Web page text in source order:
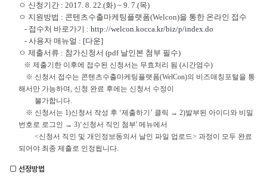
ㅇ 신청기간 : 2017. 8. 22.(화) ~ 9. 7.(목)
ㅇ 지원방법 : 콘텐츠수출마케팅플랫폼(Welcon)을 통한 온라인 접수
- 접수처 바로가기 : http://welcon.kocca.kr/biz/p/index.do
- 사용자 매뉴얼 : [다운]
ㅇ 제출서류 : 참가신청서 (pdf 날인본 첨부 필수)
※ 제출기한 이후에 접수된 신청서는 무효처리 됨 (시간엄수)
※ 신청서 접수는 콘텐츠수출마케팅플랫폼(WelCon)의 비즈매칭포털을 통
해서만 가능하며, 신청 완료 후에는 신청서 수정이
불가합니다.
※ 신청서는 1)신청서 작성 후 ‘제출하기’ 클릭 → 2)발부된 아이디와 비밀
번호로 로그인 → 3)‘신청서 직인 첨부' 메뉴에서
<신청서 직인 및 개인정보동의서 날인 파일 업로드> 과정이 모두 완료
되어야 최종 제출로 인정됩니다.
□ 선정방법